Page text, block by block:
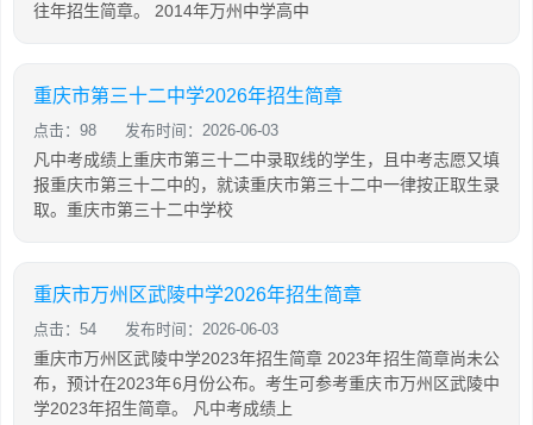
往年招生简章。 2014年万州中学高中
重庆市第三十二中学2026年招生简章
点击：98 发布时间：2026-06-03
凡中考成绩上重庆市第三十二中录取线的学生，且中考志愿又填
报重庆市第三十二中的，就读重庆市第三十二中一律按正取生录
取。重庆市第三十二中学校
重庆市万州区武陵中学2026年招生简章
点击：54 发布时间：2026-06-03
重庆市万州区武陵中学2023年招生简章 2023年招生简章尚未公
布，预计在2023年6月份公布。考生可参考重庆市万州区武陵中
学2023年招生简章。 凡中考成绩上